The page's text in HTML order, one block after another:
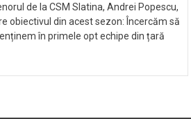
de la CSM Slatina, Andrei Popescu,
obiectivul din acest sezon: Încercăm să
în primele opt echipe din țară